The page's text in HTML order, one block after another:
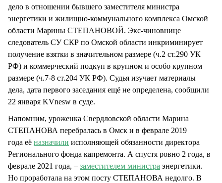
дело в отношении бывшего заместителя министра
энергетики и жилищно-коммунального комплекса Омской
области Марины СТЕПАНОВОЙ. Экс-чиновнице
следователь СУ СКР по Омской области инкриминирует
получение взятки в значительном размере (ч.2 ст.290 УК
РФ) и коммерческий подкуп в крупном и особо крупном
размере (ч.7-8 ст.204 УК РФ). Судья изучает материалы
дела, дата первого заседания ещё не определена, сообщили
22 января KVnesw в суде.
Напомним, уроженка Свердловской области Марина
СТЕПАНОВА перебралась в Омск и в феврале 2019
года её назначили исполняющей обязанности директора
Регионального фонда капремонта. А спустя ровно 2 года, в
феврале 2021 года, – заместителем министра энергетики.
Но проработала на этом посту СТЕПАНОВА недолго. В